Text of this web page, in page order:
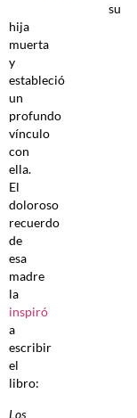
su
hija
muerta
y
estableció
un
profundo
vínculo
con
ella.
El
doloroso
recuerdo
de
esa
madre
la
inspiró
a
escribir
el
libro:
Los